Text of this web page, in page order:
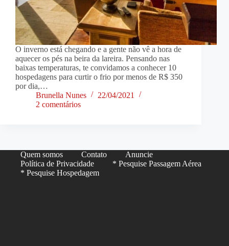
O inverno está chegando e a gente não vê a hora de
aquecer os pés na beira da lareira. Pensando nas
baixas temperaturas, te convidamos a conhecer 10
hospedagens para curtir o frio por menos de R$ 350
por dia,…
Brunella Nunes
22/04/2021
2 comentários
Quem somos Contato
Anuncie
Política de Privacidade
* Pesquise Passagem Aérea
* Pesquise Hospedagem